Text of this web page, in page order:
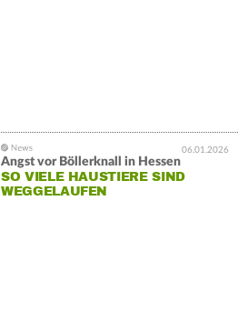
06.01.2026
Angst vor Böllerknall in Hessen
SO VIELE HAUSTIERE SIND
WEGGELAUFEN